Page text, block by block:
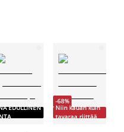
EDULLINEN
-68%
Niin kauan kuin
tavaraa riittää